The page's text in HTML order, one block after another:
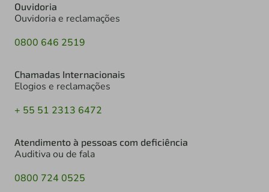
Ouvidoria
Ouvidoria e reclamações
0800 646 2519
Chamadas Internacionais
Elogios e reclamações
+ 55 51 2313 6472
Atendimento à pessoas com deficiência
Auditiva ou de fala
0800 724 0525